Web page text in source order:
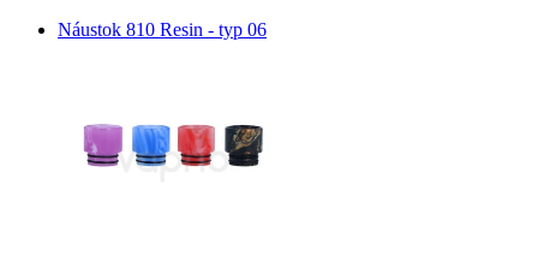
Náustok 810 Resin - typ 06